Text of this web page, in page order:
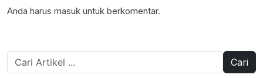
Anda harus masuk untuk berkomentar.
Cari
untuk: